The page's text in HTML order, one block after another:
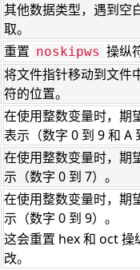
其他数据类型，遇到空
取。
重置 noskipws 操纵
将文件指针移动到文件
符的位置。
在使用整数变量时，期
表示（数字 0 到 9 和 A
在使用整数变量时，期
示（数字 0 到 7）。
在使用整数变量时，期
示（数字 0 到 9）。
这会重置 hex 和 oct 操
改。